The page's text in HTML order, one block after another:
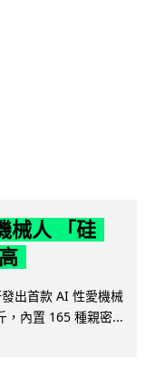
械人 「硅
出首款 AI 性愛機械
，內置 165 種親密...